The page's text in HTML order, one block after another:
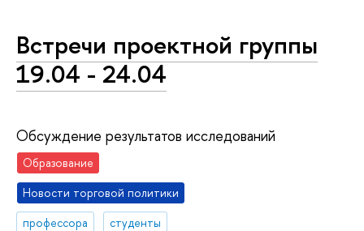
Встречи проектной группы
19.04 - 24.04
Обсуждение результатов исследований
Образование
Новости торговой политики
профессора
студенты